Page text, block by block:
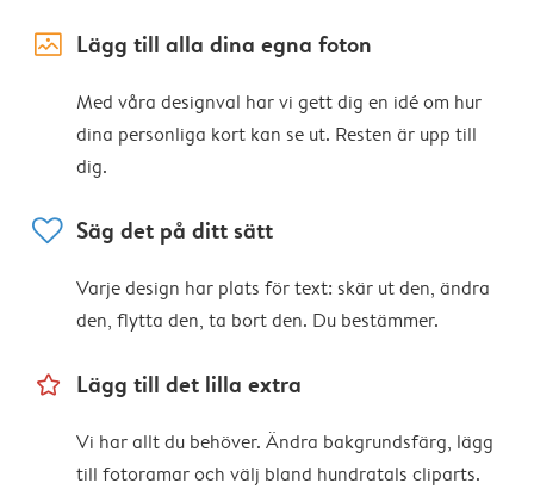
image_placeholder Lägg till alla dina egna foton
Med våra designval har vi gett dig en idé om hur
dina personliga kort kan se ut. Resten är upp till
dig.
heart Säg det på ditt sätt
Varje design har plats för text: skär ut den, ändra
den, flytta den, ta bort den. Du bestämmer.
star_outline Lägg till det lilla extra
Vi har allt du behöver. Ändra bakgrundsfärg, lägg
till fotoramar och välj bland hundratals cliparts.